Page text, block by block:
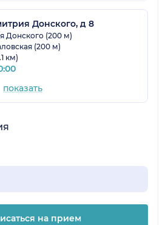
Донского, д 8
Донского (200 м)
(200 м)
км)
показать
на прием